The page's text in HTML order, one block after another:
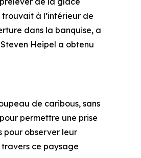
à l’intérieur de
dans la banquise, a
Heipel a obtenu
de caribous, sans
permettre une prise
pour observer leur
travers ce paysage